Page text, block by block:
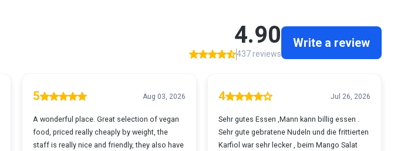
4.90
437 reviews
Write a review
5 Aug 03, 2026
A wonderful place. Great selection of vegan
food, priced really cheaply by weight, the
staff is really nice and friendly, they also have
4 Jul 26, 2026
Sehr gutes Essen ,Mann kann billig essen .
Sehr gute gebratene Nudeln und die frittierten
Karfiol war sehr lecker , beim Mango Salat